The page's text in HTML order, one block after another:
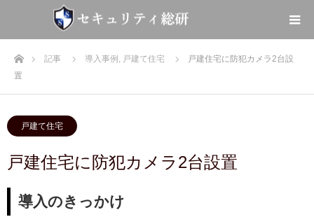
ホーム記事 導入事例 , 戸建て住宅
戸建住宅に防犯カメラ2台設
置
戸建て住宅
戸建住宅に防犯カメラ2台設置
導入のきっかけ